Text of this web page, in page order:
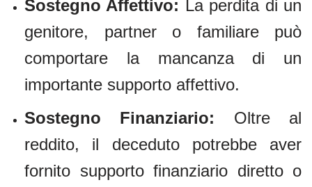
Sostegno Affettivo: La perdita di un
genitore, partner o familiare può
comportare la mancanza di un
importante supporto affettivo.
Sostegno Finanziario: Oltre al
reddito, il deceduto potrebbe aver
fornito supporto finanziario diretto o